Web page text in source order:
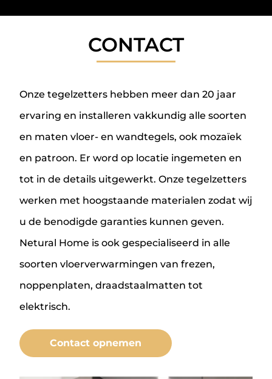
CONTACT
Onze tegelzetters hebben meer dan 20 jaar
ervaring en installeren vakkundig alle soorten
en maten vloer- en wandtegels, ook mozaïek
en patroon. Er word op locatie ingemeten en
tot in de details uitgewerkt. Onze tegelzetters
werken met hoogstaande materialen zodat wij
u de benodigde garanties kunnen geven.
Netural Home is ook gespecialiseerd in alle
soorten vloerverwarmingen van frezen,
noppenplaten, draadstaalmatten tot
elektrisch.
Contact opnemen